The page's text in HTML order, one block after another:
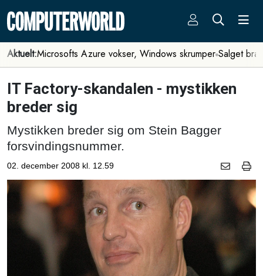
Aktuelt:Microsofts Azure vokser, Windows skrumper Salget
IT Factory-skandalen - mystikken
breder sig
Mystikken breder sig om Stein Bagger
forsvindingsnummer.
02. december 2008 kl. 12.59